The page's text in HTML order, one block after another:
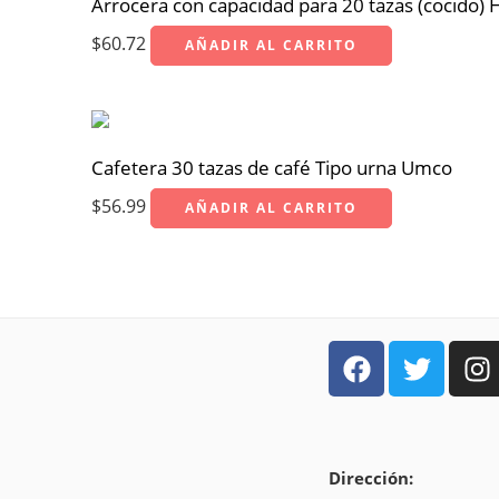
$60.72 AÑADIR AL CARRITO
Cafetera 30 tazas de café Tipo urna Umco
$56.99 AÑADIR AL CARRITO
Dirección: